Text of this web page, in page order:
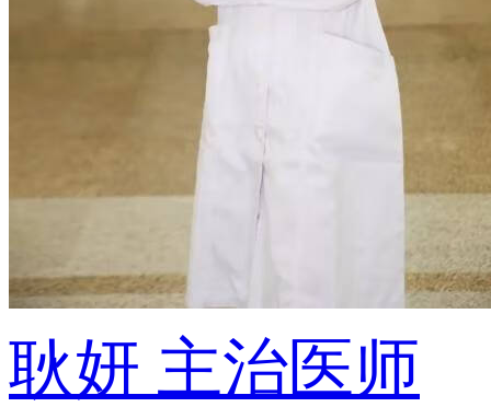
耿妍 主治医师